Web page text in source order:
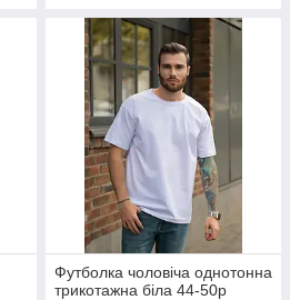
Футболка чоловіча однотонна
трикотажна біла 44-50р